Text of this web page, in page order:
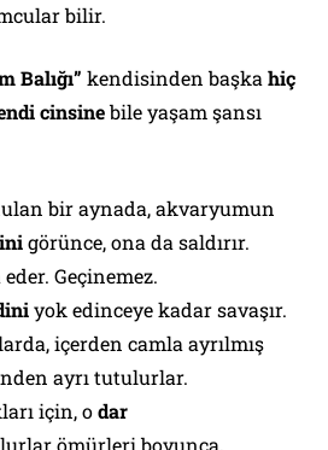
bilir.
Balığı” kendisinden başka hiç
cinsinebile yaşam şansı
bir aynada, akvaryumun
görünce, ona da saldırır.
Geçinemez.
yok edinceye kadar savaşır.
içerden camla ayrılmış
ayrı tutulurlar.
için,odar
ömürleri boyunca,